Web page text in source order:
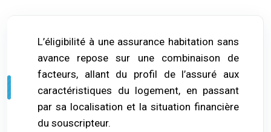
L’éligibilité à une assurance habitation sans
avance repose sur une combinaison de
facteurs, allant du profil de l’assuré aux
caractéristiques du logement, en passant
par sa localisation et la situation financière
du souscripteur.